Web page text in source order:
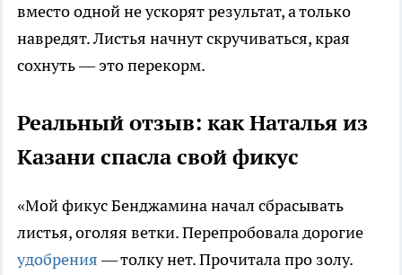
вместо одной не ускорят результат, а только
навредят. Листья начнут скручиваться, края
сохнуть — это перекорм.
Реальный отзыв: как Наталья из
Казани спасла свой фикус
«Мой фикус Бенджамина начал сбрасывать
листья, оголяя ветки. Перепробовала дорогие
удобрения— толку нет. Прочитала про золу.